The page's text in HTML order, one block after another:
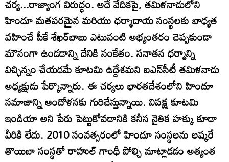
హిందూ మతపరమైన మరియు ధర్మాదాయ సంస్థలకు బాధ్యత
వహించే పీకే శేఖర్‌బాబు ఎటువంటి అభ్యంతరం చెప్పకుండా
మౌనంగా ఉండడాన్ని దేనికి సంకేతం. సనాతన ధర్మాన్ని
విచ్ఛిన్నం చేయడమే కూటమి ఉద్దేశమని ఐఎన్‌సీటీ తమిళనాడు
అధ్యక్షుడు పేర్కొన్నారు. ఈ చర్యలు భారతదేశంలోని హిందూ
సమాజాన్ని ఆందోళనకు గురిచేస్తున్నాయి. విపక్ష కూటమి
ఇండియా అని పేరు పెట్టుకోవడానికి కనీస నైతిక హక్కు కూడా
వీరికి లేదు. 2010 సంవత్సరంలో హిందూ సంస్ధలను లష్కరే
తొయిబా సంస్ధతో రాహుల్ గాంధీ పోల్చి మాట్లాడడం అత్యంత